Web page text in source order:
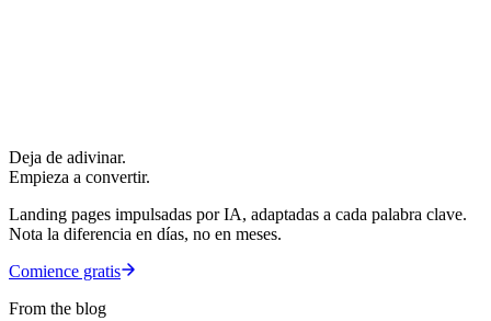
Deja de adivinar.
Empieza a convertir.
Landing pages impulsadas por IA, adaptadas a cada palabra clave.
Nota la diferencia en días, no en meses.
Comience gratis
From the blog